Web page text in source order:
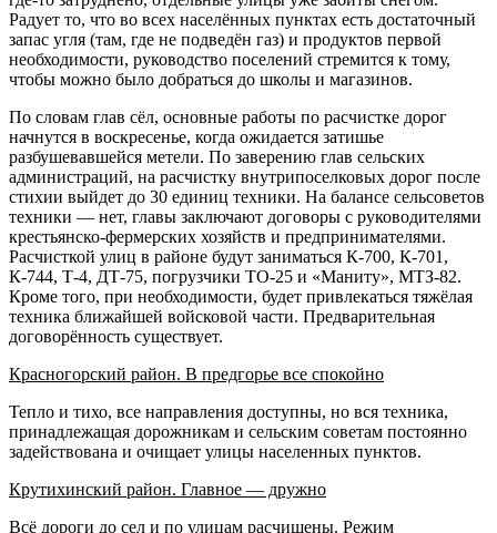
Радует то, что во всех населённых пунктах есть достаточный
запас угля (там, где не подведён газ) и продуктов первой
необходимости, руководство поселений стремится к тому,
чтобы можно было добраться до школы и магазинов.
По словам глав сёл, основные работы по расчистке дорог
начнутся в воскресенье, когда ожидается затишье
разбушевавшейся метели. По заверению глав сельских
администраций, на расчистку внутрипоселковых дорог после
стихии выйдет до 30 единиц техники. На балансе сельсоветов
техники — нет, главы заключают договоры с руководителями
крестьянско-фермерских хозяйств и предпринимателями.
Расчисткой улиц в районе будут заниматься К-700, К-701,
К-744, Т-4, ДТ-75, погрузчики ТО-25 и «Маниту», МТЗ-82.
Кроме того, при необходимости, будет привлекаться тяжёлая
техника ближайшей войсковой части. Предварительная
договорённость существует.
Красногорский район. В предгорье все спокойно
Тепло и тихо, все направления доступны, но вся техника,
принадлежащая дорожникам и сельским советам постоянно
задействована и очищает улицы населенных пунктов.
Крутихинский район. Главное — дружно
Всё дороги до сел и по улицам расчищены. Режим